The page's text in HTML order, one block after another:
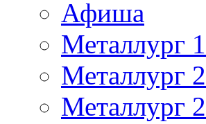
Афиша
Металлург
Металлург
Металлург